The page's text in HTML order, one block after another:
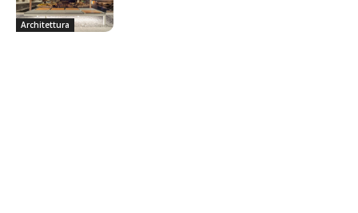
Architettura